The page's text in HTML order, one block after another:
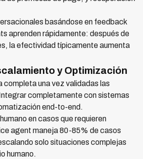
basándose en feedback
aprenden rápidamente: después de
la efectividad típicamente aumenta
y Optimización
completa una vez validadas las
completamente con sistemas
end-to-end.
en casos que requieren
agent maneja 80-85% de casos
solo situaciones complejas
humano.